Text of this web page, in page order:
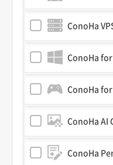
ConoHa
ConoHa
ConoHa for
ConoHa AI
ConoHa